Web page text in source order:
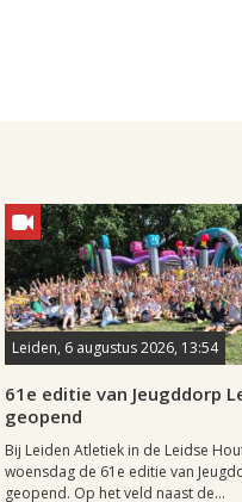
Leiden, 6 augustus 2026, 13:54
61e editie van Jeugddorp
geopend
Bij Leiden Atletiek in de Leidse
woensdag de 61e editie van
geopend. Op het veld naast de...